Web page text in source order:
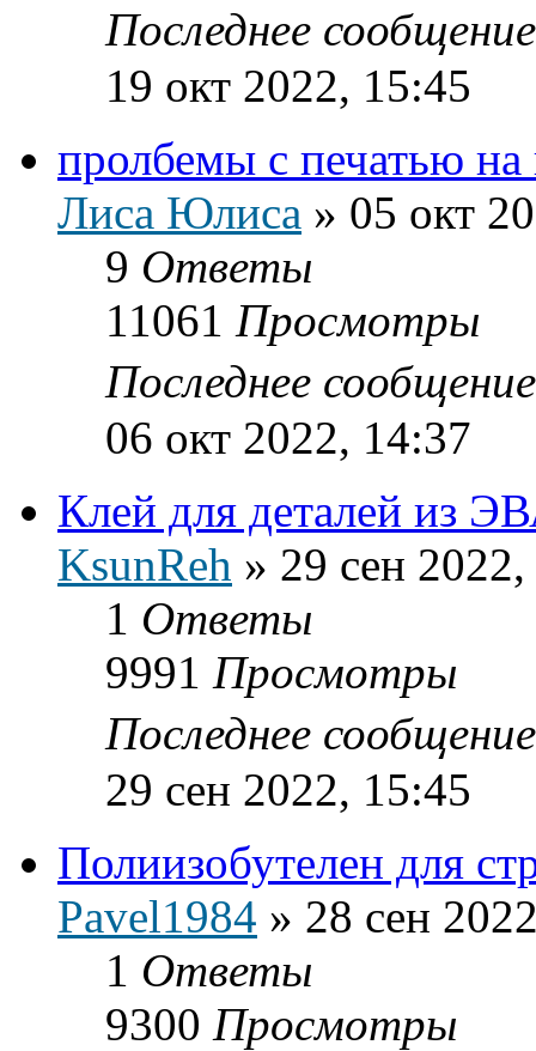
Последнее
19 окт 2022, 15:45
пролбемы с печатью
Лиса Юлиса » 05 окт
9 Ответы
11061 Просмотры
Последнее
06 окт 2022, 14:37
Клей для деталей из
KsunReh » 29 сен
1 Ответы
9991 Просмотры
Последнее
29 сен 2022, 15:45
Полиизобутелен для
Pavel1984 » 28 сен
1 Ответы
9300 Просмотры